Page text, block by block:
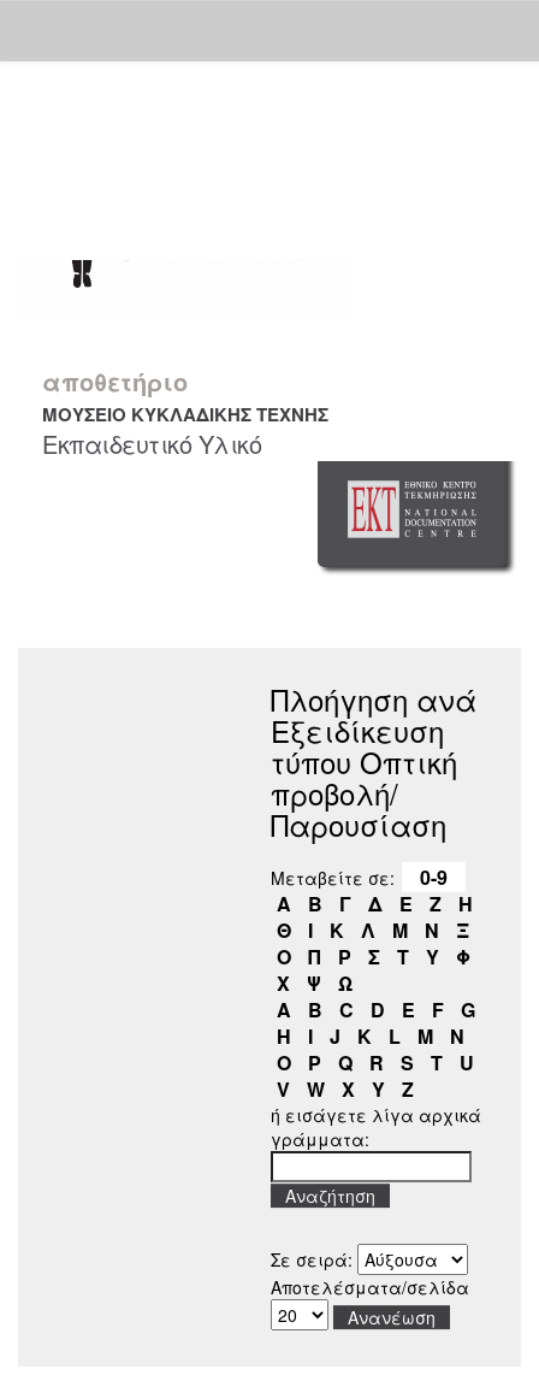
αποθετήριο
ΜΟΥΣΕΙΟ ΚΥΚΛΑΔΙΚΗΣ ΤΕΧΝΗΣ
Εκπαιδευτικό Υλικό
Πλοήγηση ανά
Εξειδίκευση
τύπου Οπτική
προβολή/
Παρουσίαση
Μεταβείτε σε:
0-9
Α
Β Γ Δ Ε Ζ
Η
Θ
Ι Κ Λ Μ Ν
Ξ
Ο
Π Ρ Σ Τ Υ
Φ
Χ
Ψ
Ω
A
B C D E F
G
H
I J K L M
N
O
P Q R S T
U
V
W X Y Z
ή εισάγετε λίγα αρχικά
γράμματα:
Σε σειρά:
Αποτελέσματα/σελίδα